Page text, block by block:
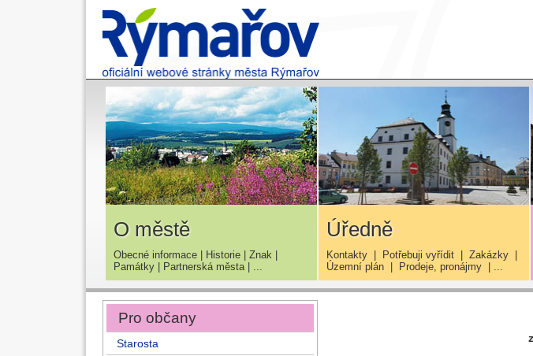
O městě
Obecné informace | Historie | Znak |
Památky | Partnerská města | ...
Úředně
Kontakty| Potřebuji vyřídit| Zakázky|
Územní plán| Prodeje, pronájmy| ...
Pro občany
Starosta